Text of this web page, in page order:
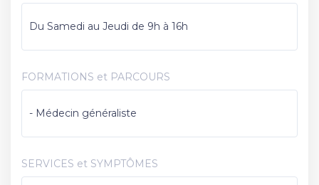
Du Samedi au Jeudi de 9h à 16h
FORMATIONS et PARCOURS
- Médecin généraliste
SERVICES et SYMPTÔMES